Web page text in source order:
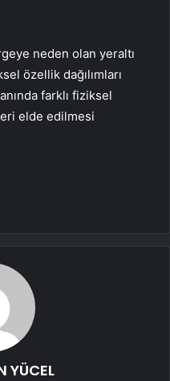
neden olan yeraltı
özellik dağılımları
farklı fiziksel
elde edilmesi
YÜCEL